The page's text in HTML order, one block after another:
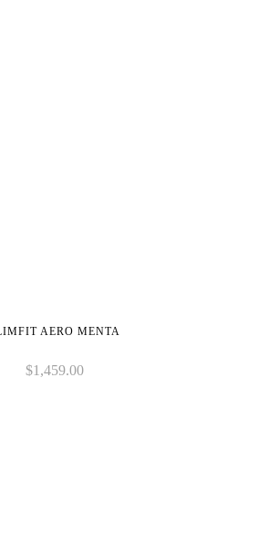
AERO MENTA
$1,459.00